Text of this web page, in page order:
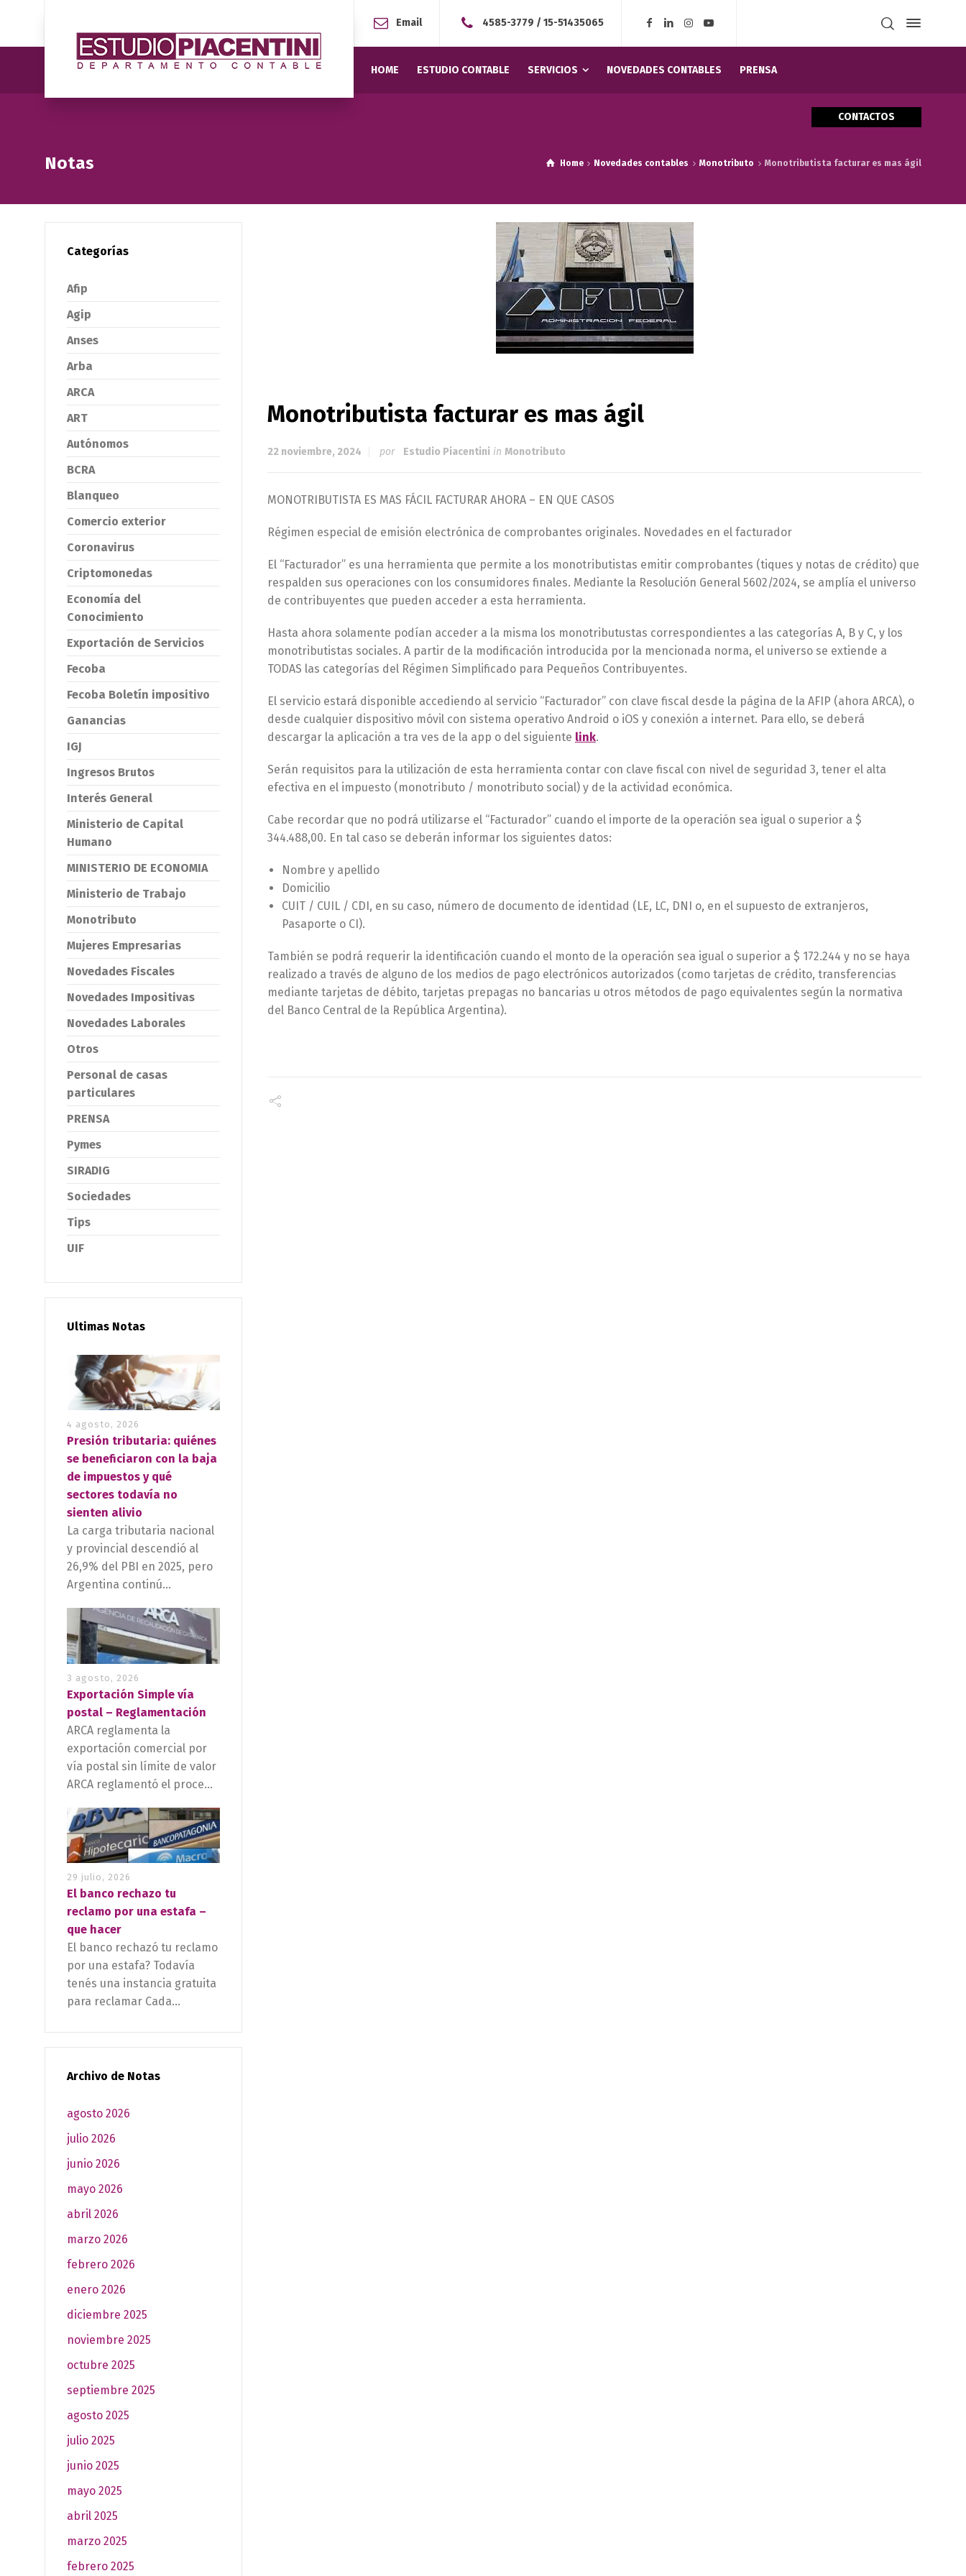
Email 4585-3779 /15-51435065
HOME ESTUDIO CONTABLE SERVICIOS NOVEDADES CONTABLES PRENSA
CONTACTOS
Notas Home Novedades contables Monotributo Monotributista facturar es mas ágil
Monotributista facturar es mas ágil
22 noviembre, 2024 por Estudio Piacentini in Monotributo
MONOTRIBUTISTA ES MAS FÁCIL FACTURAR AHORA – EN QUE CASOS
Régimen especial de emisión electrónica de comprobantes originales. Novedades en el facturador
El “Facturador” es una herramienta que permite a los monotributistas emitir comprobantes (tiques y notas de crédito) que
respalden sus operaciones con los consumidores finales. Mediante la Resolución General 5602/2024, se amplía el universo
de contribuyentes que pueden acceder a esta herramienta.
Hasta ahora solamente podían acceder a la misma los monotributustas correspondientes a las categorías A, B y C, y los
monotributistas sociales. A partir de la modificación introducida por la mencionada norma, el universo se extiende a
TODAS las categorías del Régimen Simplificado para Pequeños Contribuyentes.
El servicio estará disponible accediendo al servicio “Facturador” con clave fiscal desde la página de la AFIP (ahora ARCA), o
desde cualquier dispositivo móvil con sistema operativo Android o iOS y conexión a internet. Para ello, se deberá
descargar la aplicación a tra ves de la app o del siguiente link.
Serán requisitos para la utilización de esta herramienta contar con clave fiscal con nivel de seguridad 3, tener el alta
efectiva en el impuesto (monotributo / monotributo social) y de la actividad económica.
Cabe recordar que no podrá utilizarse el “Facturador” cuando el importe de la operación sea igual o superior a $
344.488,00. En tal caso se deberán informar los siguientes datos:
Nombre y apellido
Domicilio
CUIT / CUIL / CDI, en su caso, número de documento de identidad (LE, LC, DNI o, en el supuesto de extranjeros,
Pasaporte o CI).
También se podrá requerir la identificación cuando el monto de la operación sea igual o superior a $ 172.244 y no se haya
realizado a través de alguno de los medios de pago electrónicos autorizados (como tarjetas de crédito, transferencias
mediante tarjetas de débito, tarjetas prepagas no bancarias u otros métodos de pago equivalentes según la normativa
del Banco Central de la República Argentina).
Categorías
Afip
Agip
Anses
Arba
ARCA
ART
Autónomos
BCRA
Blanqueo
Comercio exterior
Coronavirus
Criptomonedas
Economía del
Conocimiento
Exportación de Servicios
Fecoba
Fecoba Boletín impositivo
Ganancias
IGJ
Ingresos Brutos
Interés General
Ministerio de Capital
Humano
MINISTERIO DE ECONOMIA
Ministerio de Trabajo
Monotributo
Mujeres Empresarias
Novedades Fiscales
Novedades Impositivas
Novedades Laborales
Otros
Personal de casas
particulares
PRENSA
Pymes
SIRADIG
Sociedades
Tips
UIF
Ultimas Notas
4 agosto, 2026
Presión tributaria: quiénes
se beneficiaron con la baja
de impuestos y qué
sectores todavía no
sienten alivio
La carga tributaria nacional
y provincial descendió al
26,9% del PBI en 2025, pero
Argentina continú...
3 agosto, 2026
Exportación Simple vía
postal – Reglamentación
ARCA reglamenta la
exportación comercial por
vía postal sin límite de valor
ARCA reglamentó el proce...
29 julio, 2026
El banco rechazo tu
reclamo por una estafa –
que hacer
El banco rechazó tu reclamo
por una estafa? Todavía
tenés una instancia gratuita
para reclamar Cada...
Archivo de Notas
agosto 2026
julio 2026
junio 2026
mayo 2026
abril 2026
marzo 2026
febrero 2026
enero 2026
diciembre 2025
noviembre 2025
octubre 2025
septiembre 2025
agosto 2025
julio 2025
junio 2025
mayo 2025
abril 2025
marzo 2025
febrero 2025